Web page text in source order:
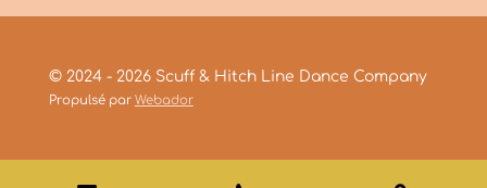
© 2024 - 2026 Scuff & Hitch Line Dance Company
Propulsé par Webador